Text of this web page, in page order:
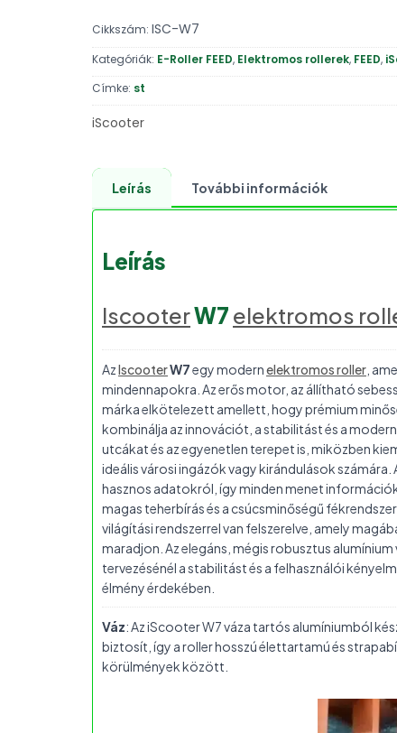
Cikkszám: ISC-W7
Kategóriák: E-Roller FEED, Elektromos rollerek, FEED,
Címke: st
iScooter
Leírás További információk
Leírás
IscooterW7 elektromos
AzIscooterW7egy modernelektromos roller ,
mindennapokra. Az erős motor, az állítható
márka elkötelezett amellett, hogy prémium
kombinálja az innovációt, a stabilitást és a
utcákat és az egyenetlen terepet is, miközben
ideális városi ingázók vagy kirándulások
hasznos adatokról, így minden menet
magas teherbírás és a csúcsminőségű
világítási rendszerrel van felszerelve, amely
maradjon. Az elegáns, mégis robusztus
tervezésénél a stabilitást és a felhasználói
élmény érdekében.
Váz: Az iScooter W7 váza tartós alumíniumból
biztosít, így a roller hosszú élettartamú és
körülmények között.